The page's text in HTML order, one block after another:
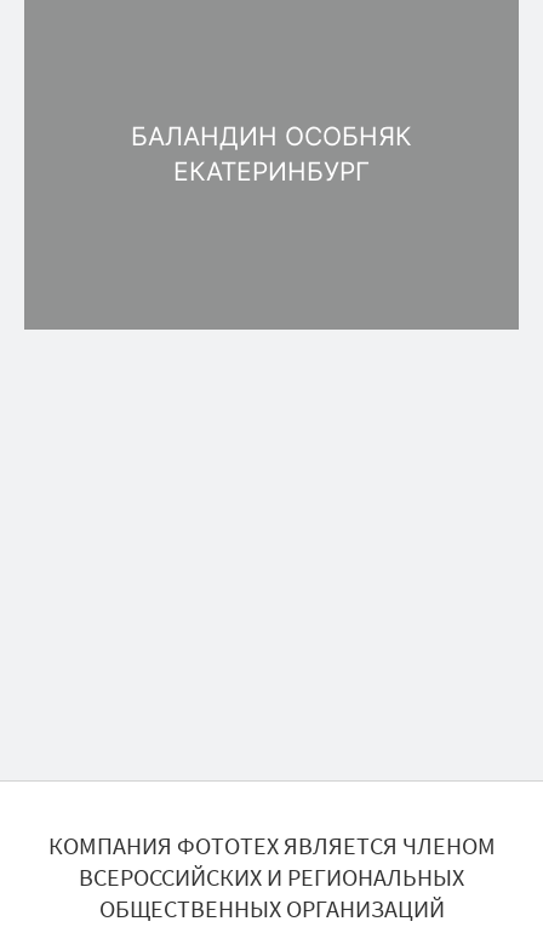
БАЛАНДИН ОСОБНЯК
ЕКАТЕРИНБУРГ
КОМПАНИЯ ФОТОТЕХ ЯВЛЯЕТСЯ ЧЛЕНОМ
ВСЕРОССИЙСКИХ И РЕГИОНАЛЬНЫХ
ОБЩЕСТВЕННЫХ ОРГАНИЗАЦИЙ